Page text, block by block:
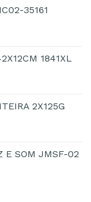
35161
1841XL
2X125G
E SOM JMSF-02